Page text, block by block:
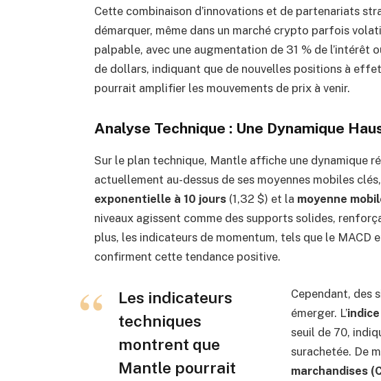
Cette combinaison d’innovations et de partenariats
démarquer, même dans un marché crypto parfois
palpable, avec une augmentation de 31 % de l’intérêt
de dollars, indiquant que de nouvelles positions à
pourrait amplifier les mouvements de prix à venir.
Analyse Technique : Une Dynamique
Sur le plan technique, Mantle affiche une dynamique
actuellement au-dessus de ses moyennes mobiles
exponentielle à 10 jours(1,32 $) et la moyenne
niveaux agissent comme des supports solides,
plus, les indicateurs de momentum, tels que le MACD
confirment cette tendance positive.
Les indicateurs
techniques
montrent que
Mantle pourrait
Cependant, des
émerger. L’
seuil de 70,
surachetée. De
marchandises